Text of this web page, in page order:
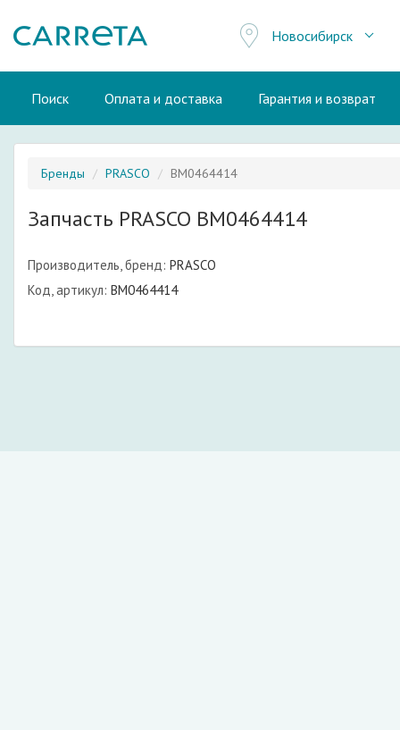
Новосибирск
Поиск Оплата и доставка Гарантия и возврат
Бренды PRASCO BM0464414
Запчасть PRASCO BM0464414
Производитель, бренд: PRASCO
Код, артикул: BM0464414